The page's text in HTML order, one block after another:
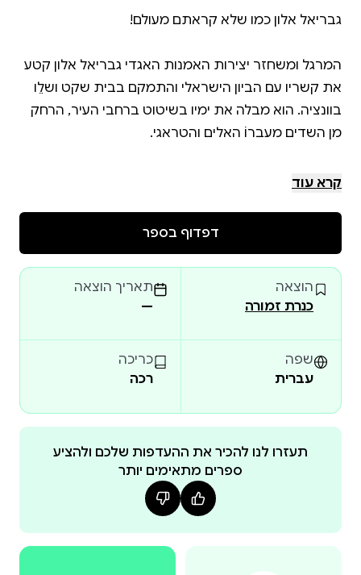
המרגל ומשחזר יצירות האמנות האגדי גבריאל אלון קטע
את קשריו עם הביון הישראלי והתמקם בבית שקט ושלֵו
בוונציה. הוא מבלה את ימיו בשיטוט ברחבי העיר, הרחק
אבל כשסוחר האמנות האקסצנטרי ג'וליאן אישרווד
קטלני של חתול ועכבר, ששום דבר בו איננו כפי שהוא
כדי לחשוף את התרמית שמאחורי הציור והיוצר המסתורי
שחתום עליו, אלון הוגה את אחת מתוכניות ההונאה
מסוגנן, מתוחכם ורקום לתפארת, דיוקנה של אלמונית
הוא מסע מהפנט בצדו האפל של עולם האמנות. למן
הפתיחה האלגנטית ועד התפניות המטלטלות בסופו –
זהו מפגן כוח של מאסטר ספרותי, והוכחה נוספת לכך,
שבכל הקשור במתח, ריגול ואינטריגות, אין לדניאל סילבה
קרא עוד
דפדוף בספר
הוצאה
כנרת זמורה
תאריך הוצאה
—
שפה
עברית
כריכה
רכה
תעזרו לנו להכיר את ההעדפות שלכם ולהציע
ספרים מתאימים יותר